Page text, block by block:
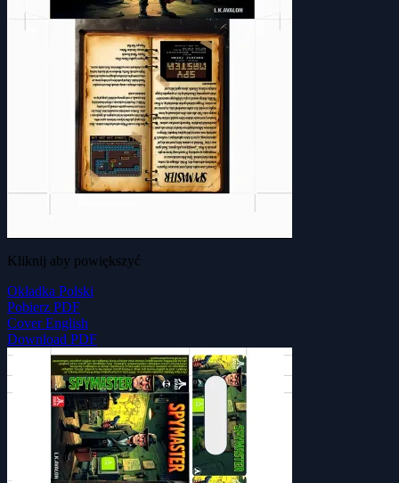
Kliknij aby powiększyć
Okładka Polski
Pobierz PDF
Cover English
Download PDF